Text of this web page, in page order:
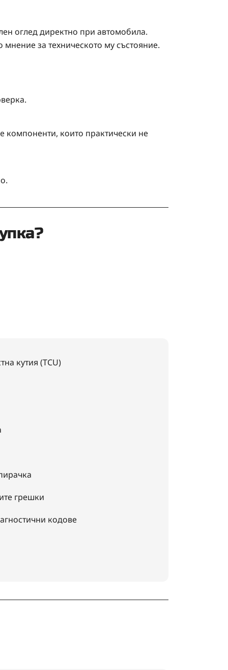
оглед директно при автомобила.
за техническото му състояние.
компоненти, които практически не
кутия (TCU)
грешки
кодове